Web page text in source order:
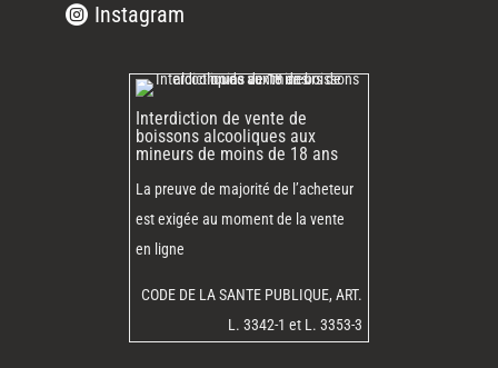
Instagram
Interdiction de vente de
boissons alcooliques aux
mineurs de moins de 18 ans
La preuve de majorité de l’acheteur
est exigée au moment de la vente
en ligne
CODE DE LA SANTE PUBLIQUE, ART.
L. 3342-1 et L. 3353-3